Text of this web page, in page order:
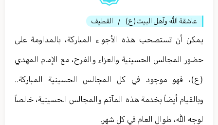
عاشقة الله وآهل البيت(ع) / القطيف
يمكن أن تستصحب هذه الأجواء المباركة، بالمداومة على
حضور المجالس الحسينية والعزاء والفرح، مع الإمام المهدي
(ع)، فهو موجود في كل المجالس الحسينية المباركة..
وبالقيام أيضاً بخدمة هذه المآتم والمجالس الحسينية، خالصاً
لوجه الله، طوال العام في كل شهر.